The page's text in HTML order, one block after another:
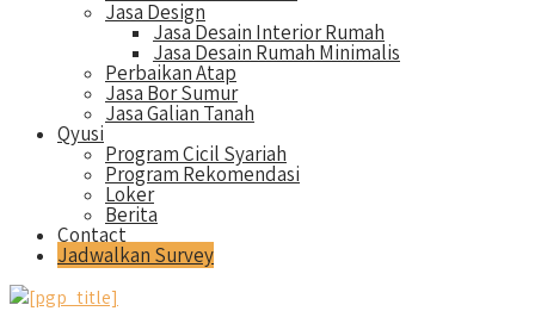
Jasa Design
Jasa Desain Interior Rumah
Jasa Desain Rumah Minimalis
Perbaikan Atap
Jasa Bor Sumur
Jasa Galian Tanah
Qyusi
Program Cicil Syariah
Program Rekomendasi
Loker
Berita
Contact
Jadwalkan Survey